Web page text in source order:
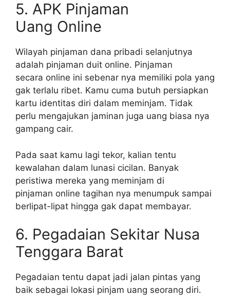
5. APK Pinjaman
Uang Online
Wilayah pinjaman dana pribadi selanjutnya
adalah pinjaman duit online. Pinjaman
secara online ini sebenar nya memiliki pola yang
gak terlalu ribet. Kamu cuma butuh persiapkan
kartu identitas diri dalam meminjam. Tidak
perlu mengajukan jaminan juga uang biasa nya
gampang cair.
Pada saat kamu lagi tekor, kalian tentu
kewalahan dalam lunasi cicilan. Banyak
peristiwa mereka yang meminjam di
pinjaman online tagihan nya menumpuk sampai
berlipat-lipat hingga gak dapat membayar.
6. Pegadaian Sekitar Nusa
Tenggara Barat
Pegadaian tentu dapat jadi jalan pintas yang
baik sebagai lokasi pinjam uang seorang diri.